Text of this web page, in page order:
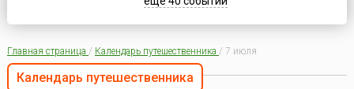
Главная страница / Календарь путешественника / 7 июля
Календарь путешественника